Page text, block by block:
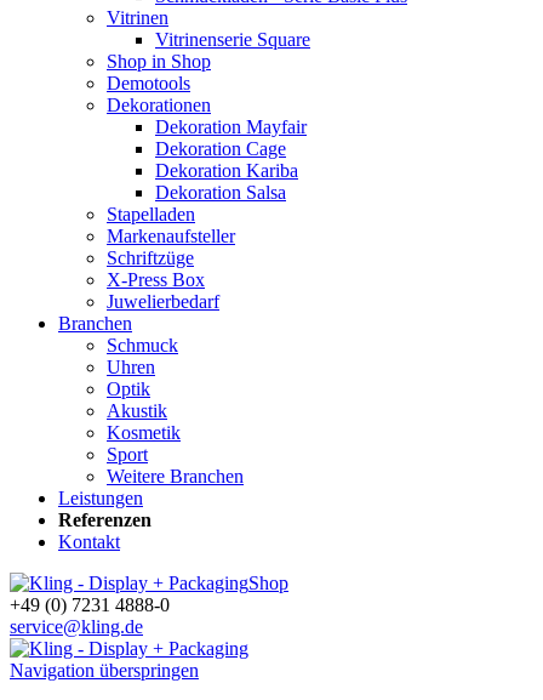
Vitrinen
Vitrinenserie Square
Shop in Shop
Demotools
Dekorationen
Dekoration Mayfair
Dekoration Cage
Dekoration Kariba
Dekoration Salsa
Stapelladen
Markenaufsteller
Schriftzüge
X-Press Box
Juwelierbedarf
Branchen
Schmuck
Uhren
Optik
Akustik
Kosmetik
Sport
Weitere Branchen
Leistungen
Referenzen
Kontakt
Shop
+49 (0) 7231 4888-0
service@kling.de
Navigation überspringen